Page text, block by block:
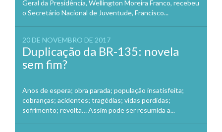
Geral da Presidência, Wellington Moreira Franco, recebeu
o Secretário Nacional de Juventude, Francisco...
20 DE NOVEMBRO DE 2017
Duplicação da BR-135: novela
sem fim?
Anos de espera; obra parada; população insatisfeita;
cobranças; acidentes; tragédias; vidas perdidas;
sofrimento; revolta… Assim pode ser resumida a...